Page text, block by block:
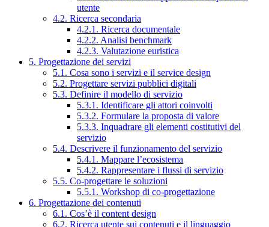
utente
4.2. Ricerca secondaria
4.2.1. Ricerca documentale
4.2.2. Analisi benchmark
4.2.3. Valutazione euristica
5. Progettazione dei servizi
5.1. Cosa sono i servizi e il service design
5.2. Progettare servizi pubblici digitali
5.3. Definire il modello di servizio
5.3.1. Identificare gli attori coinvolti
5.3.2. Formulare la proposta di valore
5.3.3. Inquadrare gli elementi costitutivi del
servizio
5.4. Descrivere il funzionamento del servizio
5.4.1. Mappare l’ecosistema
5.4.2. Rappresentare i flussi di servizio
5.5. Co-progettare le soluzioni
5.5.1. Workshop di co-progettazione
6. Progettazione dei contenuti
6.1. Cos’è il content design
6.2. Ricerca utente sui contenuti e il linguaggio